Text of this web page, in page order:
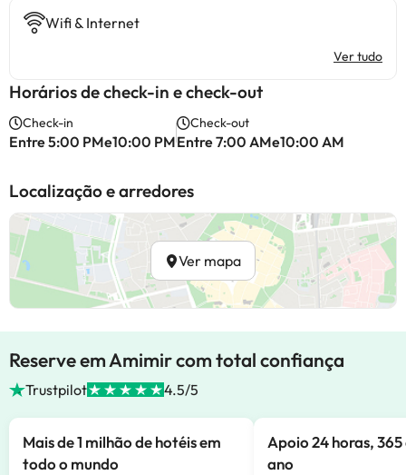
Wifi & Internet
Ver tudo
Horários de check-in e check-out
Check-in
Entre 5:00 PMe10:00 PM
Check-out
Entre 7:00 AMe10:00 AM
Localização e arredores
Ver mapa
Reserve em Amimir com total confiança
Trustpilot 4.5/5
Mais de 1 milhão de hotéis em
todo o mundo
Apoio 24 horas,
ano